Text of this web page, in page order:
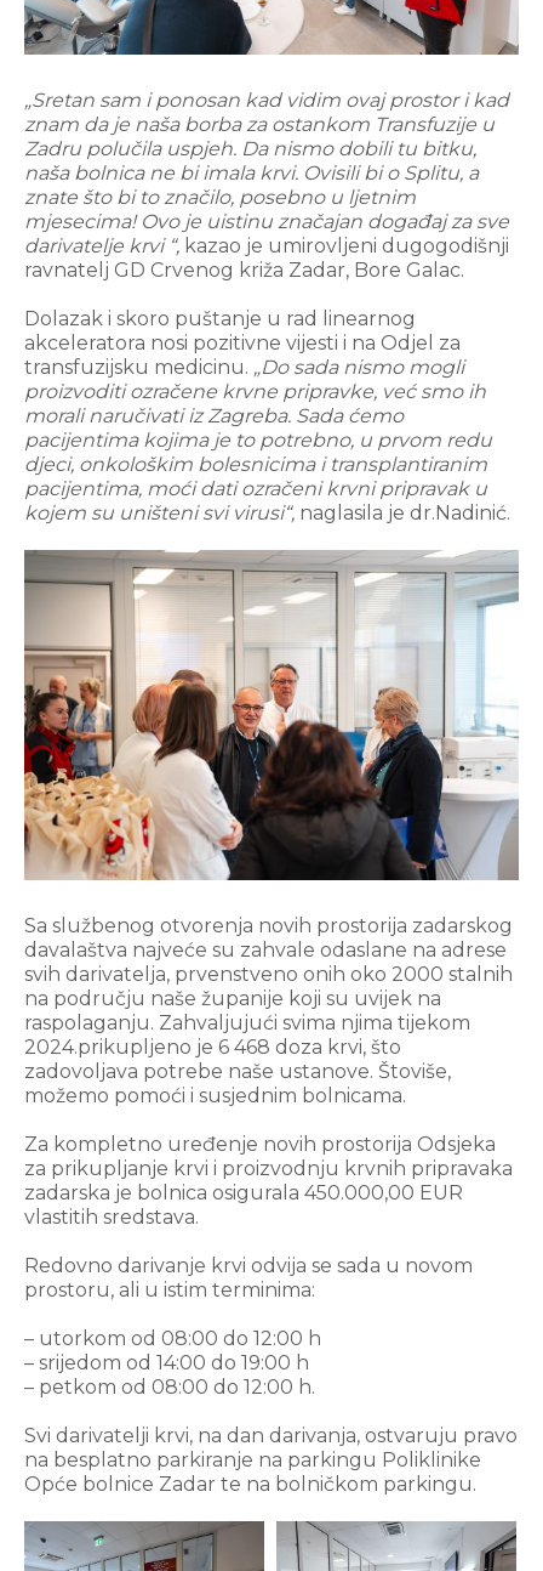
„Sretan sam i ponosan kad vidim ovaj prostor i kad
znam da je naša borba za ostankom Transfuzije u
Zadru polučila uspjeh. Da nismo dobili tu bitku,
naša bolnica ne bi imala krvi. Ovisili bi o Splitu, a
znate što bi to značilo, posebno u ljetnim
mjesecima! Ovo je uistinu značajan događaj za sve
darivatelje krvi “, kazao je umirovljeni dugogodišnji
ravnatelj GD Crvenog križa Zadar, Bore Galac.
Dolazak i skoro puštanje u rad linearnog
akceleratora nosi pozitivne vijesti i na Odjel za
transfuzijsku medicinu. „Do sada nismo mogli
proizvoditi ozračene krvne pripravke, već smo ih
morali naručivati iz Zagreba. Sada ćemo
pacijentima kojima je to potrebno, u prvom redu
djeci, onkološkim bolesnicima i transplantiranim
pacijentima, moći dati ozračeni krvni pripravak u
kojem su uništeni svi virusi“, naglasila je dr.Nadinić.
Sa službenog otvorenja novih prostorija zadarskog
davalaštva najveće su zahvale odaslane na adrese
svih darivatelja, prvenstveno onih oko 2000 stalnih
na području naše županije koji su uvijek na
raspolaganju. Zahvaljujući svima njima tijekom
2024.prikupljeno je 6 468 doza krvi, što
zadovoljava potrebe naše ustanove. Štoviše,
možemo pomoći i susjednim bolnicama.
Za kompletno uređenje novih prostorija Odsjeka
za prikupljanje krvi i proizvodnju krvnih pripravaka
zadarska je bolnica osigurala 450.000,00 EUR
vlastitih sredstava.
Redovno darivanje krvi odvija se sada u novom
prostoru, ali u istim terminima:
– utorkom od 08:00 do 12:00 h
– srijedom od 14:00 do 19:00 h
– petkom od 08:00 do 12:00 h.
Svi darivatelji krvi, na dan darivanja, ostvaruju pravo
na besplatno parkiranje na parkingu Poliklinike
Opće bolnice Zadar te na bolničkom parkingu.